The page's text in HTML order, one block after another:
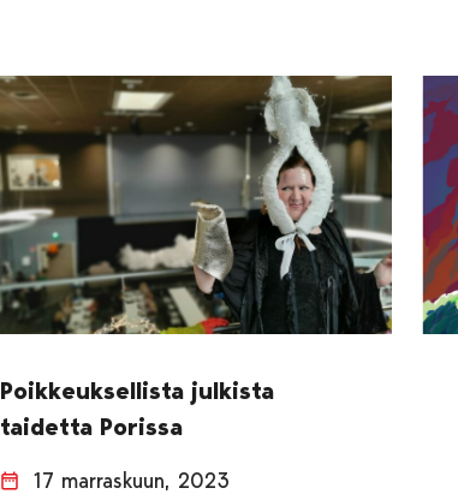
Poikkeuksellista julkista
taidetta Porissa
17 marraskuun, 2023